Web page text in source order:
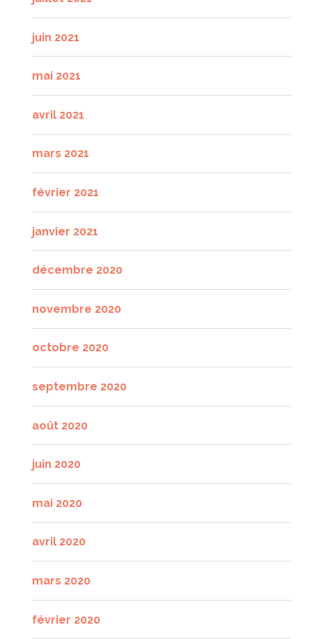
juin 2021
mai 2021
avril 2021
mars 2021
février 2021
janvier 2021
décembre 2020
novembre 2020
octobre 2020
septembre 2020
août 2020
juin 2020
mai 2020
avril 2020
mars 2020
février 2020